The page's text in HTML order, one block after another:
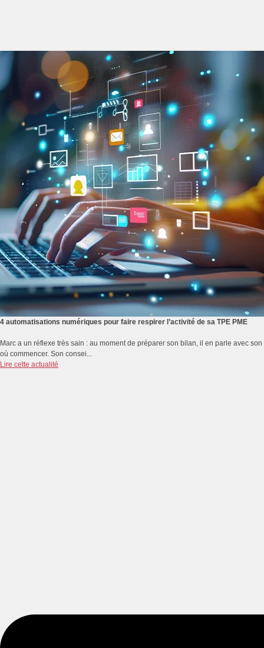
4 automatisations numériques pour faire respirer l’activité de sa TPE PME
Marc a un réflexe très sain : au moment de préparer son bilan, il en parle avec
où commencer. Son consei...
Lire cette actualité